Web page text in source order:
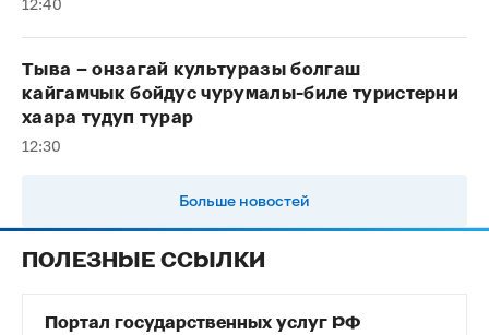
Тыва – онзагай культуразы болгаш
кайгамчык бойдус чурумалы-биле туристерни
хаара тудуп турар
12:30
Больше новостей
ПОЛЕЗНЫЕ ССЫЛКИ
Портал государственных услуг РФ